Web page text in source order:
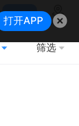
搜索
地图
筛选
打开APP